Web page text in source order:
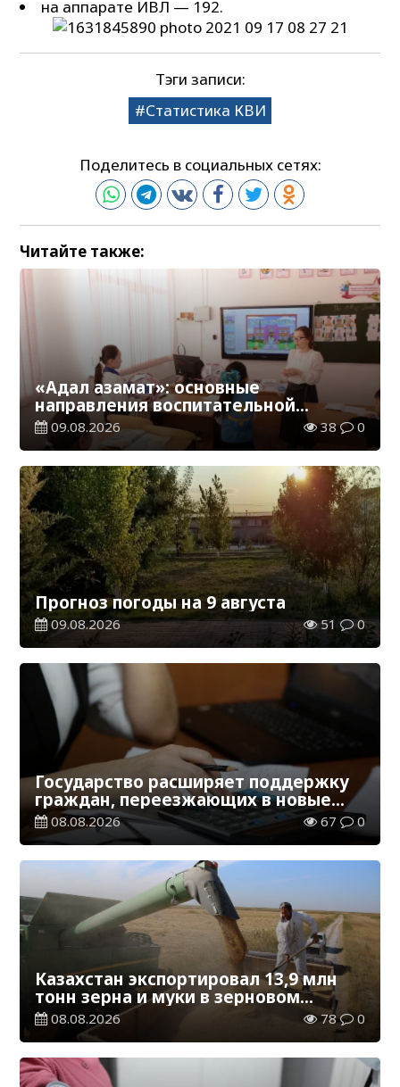
на аппарате ИВЛ — 192.
Тэги записи:
Статистика КВИ
Поделитесь в социальных сетях:
Читайте также:
«Адал азамат»: основные
направления воспитательной
работы в новом учебном году
09.08.2026 38 0
Прогноз погоды на 9 августа
09.08.2026 51 0
Государство расширяет поддержку
граждан, переезжающих в новые
регионы для работы
08.08.2026 67 0
Казахстан экспортировал 13,9 млн
тонн зерна и муки в зерновом
эквиваленте
08.08.2026 78 0